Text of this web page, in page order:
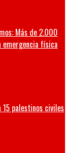
Más de 2.000
física
palestinos civiles